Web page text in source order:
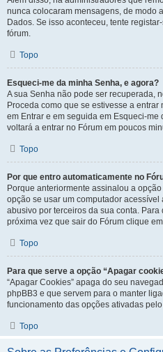
nunca colocaram mensagens, de modo
Dados. Se isso aconteceu, tente
fórum.
Topo
Esqueci-me da minha Senha, e agora?
A sua Senha não pode ser recuperada,
Proceda como que se estivesse a
em Entrar e em seguida em Esqueci-me
voltará a entrar no Fórum em poucos
Topo
Por que entro automaticamente no
Porque anteriormente assinalou a
opção se usar um computador
abusivo por terceiros da sua conta.
próxima vez que sair do Fórum clique
Topo
Para que serve a opção “Apagar
“Apagar Cookies” apaga do seu
phpBB3 e que servem para o manter
funcionamento das opções ativadas
Topo